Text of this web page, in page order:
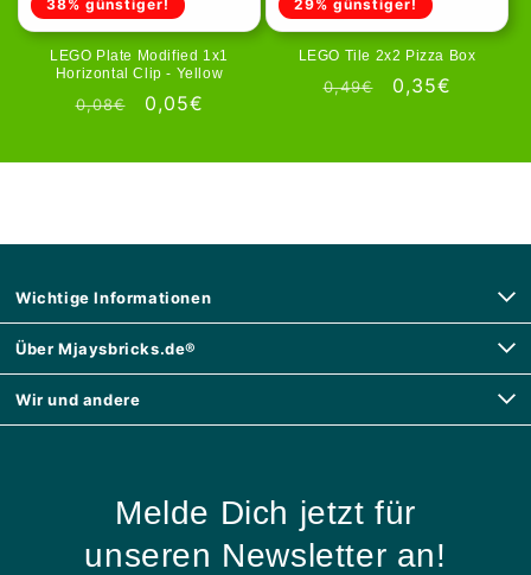
38% günstiger!
LEGO Plate Modified 1x1
Horizontal Clip - Yellow
Normale
0,08€ Aanbiedingsprijs
0,05€
29% günstiger!
LEGO Tile 2x2 Pizza Box
Normale
0,49€ 0,35€
Wichtige Informationen
Über Mjaysbricks.de®
Wir und andere
Melde Dich jetzt für
unseren Newsletter an!